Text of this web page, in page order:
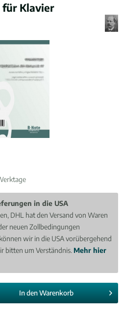
für Klavier
in die USA
DHL hat den Versand von Waren
neuen Zollbedingungen
wir in die USA vorübergehend
bitten um Verständnis. Mehr hier
In denWarenkorb